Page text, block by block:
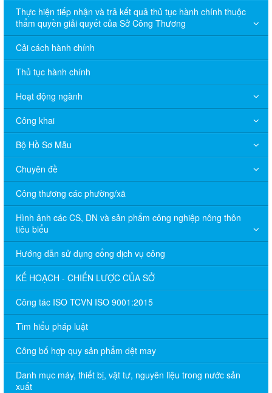
Thực hiện tiếp nhận và trả kết quả thủ tục hành chính thuộc
thẩm quyền giải quyết của Sở Công Thương
Cải cách hành chính
Thủ tục hành chính
Hoạt động ngành
Công khai
Bộ Hồ Sơ Mẫu
Chuyên đề
Công thương các phường/xã
Hình ảnh các CS, DN và sản phẩm công nghiệp nông thôn
tiêu biểu
Hướng dẫn sử dụng cổng dịch vụ công
KẾ HOẠCH - CHIẾN LƯỢC CỦA SỞ
Công tác ISO TCVN ISO 9001:2015
Tìm hiểu pháp luật
Công bố hợp quy sản phẩm dệt may
Danh mục máy, thiết bị, vật tư, nguyên liệu trong nước sản
xuất